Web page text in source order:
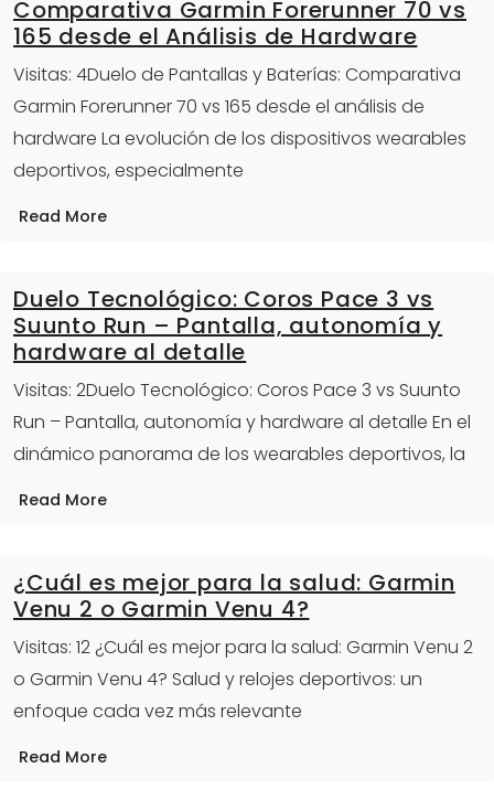
Comparativa Garmin Forerunner 70 vs
165 desde el Análisis de Hardware
Visitas: 4Duelo de Pantallas y Baterías: Comparativa
Garmin Forerunner 70 vs 165 desde el análisis de
hardware La evolución de los dispositivos wearables
deportivos, especialmente
Read More
Duelo Tecnológico: Coros Pace 3 vs
Suunto Run – Pantalla, autonomía y
hardware al detalle
Visitas: 2Duelo Tecnológico: Coros Pace 3 vs Suunto
Run – Pantalla, autonomía y hardware al detalle En el
dinámico panorama de los wearables deportivos, la
Read More
¿Cuál es mejor para la salud: Garmin
Venu 2 o Garmin Venu 4?
Visitas: 12 ¿Cuál es mejor para la salud: Garmin Venu 2
o Garmin Venu 4? Salud y relojes deportivos: un
enfoque cada vez más relevante
Read More